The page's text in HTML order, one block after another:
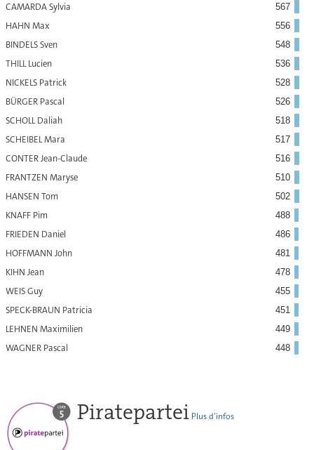
CAMARDA Sylvia 567
HAHN Max 556
BINDELS Sven 548
THILL Lucien 536
NICKELS Patrick 528
BÜRGER Pascal 526
SCHOLL Daliah 518
SCHEIBEL Mara 517
CONTER Jean-Claude 516
FRANTZEN Maryse 510
HANSEN Tom 502
KNAFF Pim 488
FRIEDEN Daniel 486
HOFFMANN John 481
KIHN Jean 478
WEIS Guy 455
SPECK-BRAUN Patricia 451
LEHNEN Maximilien 449
WAGNER Pascal 448
Piratepartei Plus d’infos